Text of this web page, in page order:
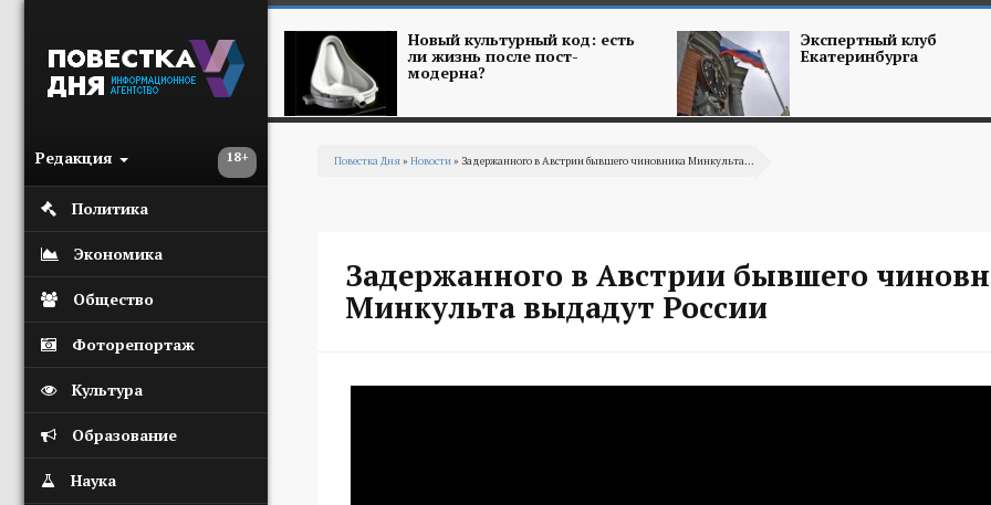
18+
Редакция
Политика
Экономика
Общество
Фоторепортаж
Культура
Образование
Наука
Новый культурный код: есть
ли жизнь после пост-
модерна?
Экспертный клуб
Екатеринбурга
Повестка Дня» Новости» Задержанного в Австрии бывшего чиновника Минкульта...
Задержанного в Австрии бывшего
Минкульта выдадут России